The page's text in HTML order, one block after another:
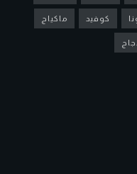
كوفيد ماكياج